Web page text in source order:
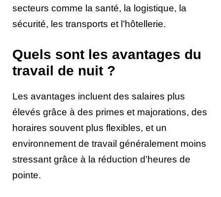
secteurs comme la santé, la logistique, la
sécurité, les transports et l’hôtellerie.
Quels sont les avantages du
travail de nuit ?
Les avantages incluent des salaires plus
élevés grâce à des primes et majorations, des
horaires souvent plus flexibles, et un
environnement de travail généralement moins
stressant grâce à la réduction d’heures de
pointe.